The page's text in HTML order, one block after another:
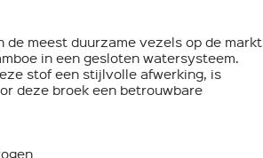
de meest duurzame vezels op de markt
in een gesloten watersysteem.
stof een stijlvolle afwerking, is
deze broek een betrouwbare